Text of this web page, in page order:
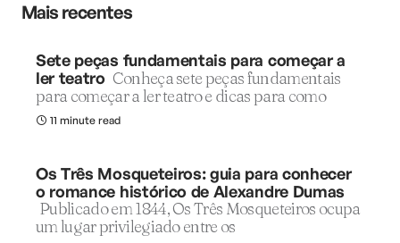
Mais recentes
Sete peças fundamentais para começar a
ler teatro Conheça sete peças fundamentais
para começar a ler teatro e dicas para como
11 minute read
Os Três Mosqueteiros: guia para conhecer
o romance histórico de Alexandre Dumas
Publicado em 1844, Os Três Mosqueteiros ocupa
um lugar privilegiado entre os